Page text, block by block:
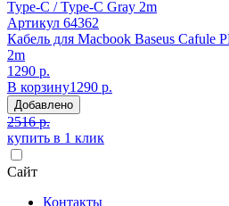
Артикул 64362
Кабель для Macbook Baseus Cafule
2m
1290 р.
В корзину1290 р.
Добавлено
2516 р.
купить в 1 клик
Сайт
Контакты